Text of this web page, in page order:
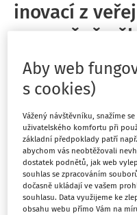
inovací z
a o změně
souvisejících
podpoře
inovací), ve
předpisů
Schválený : 20.04.2017
Platný od 06.06.2017
Paragrafové znění
Aby web
s cookies)
Vážený návštěvníku, snažíme
uživatelského komfortu při
základní předpoklady patří
abychom vás neobtěžovali
dostatek podnětů, jak web
souhlas se zpracováním
dočasně ukládají ve vašem
souhlasu. Data využijeme ke
obsahu webu přímo Vám na